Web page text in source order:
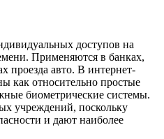
доступов на
Применяются в банках,
проезда авто. В интернет-
как относительно простые
биометрические системы.
учреждений, поскольку
и дают наиболее